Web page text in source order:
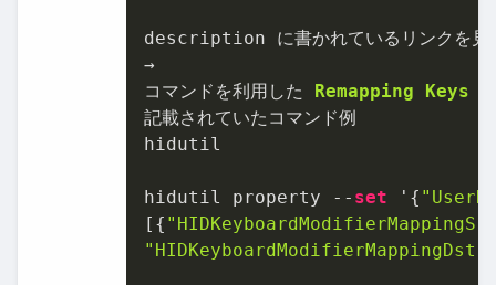
→
コマンドを利用した
Remapping Keys
記載されていたコマンド例
hidutil
hidutil property -- set '{
[{
"HIDKeyboardModifierMappingDst"